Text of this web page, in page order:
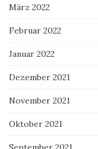
März 2022
Februar 2022
Januar 2022
Dezember 2021
November 2021
Oktober 2021